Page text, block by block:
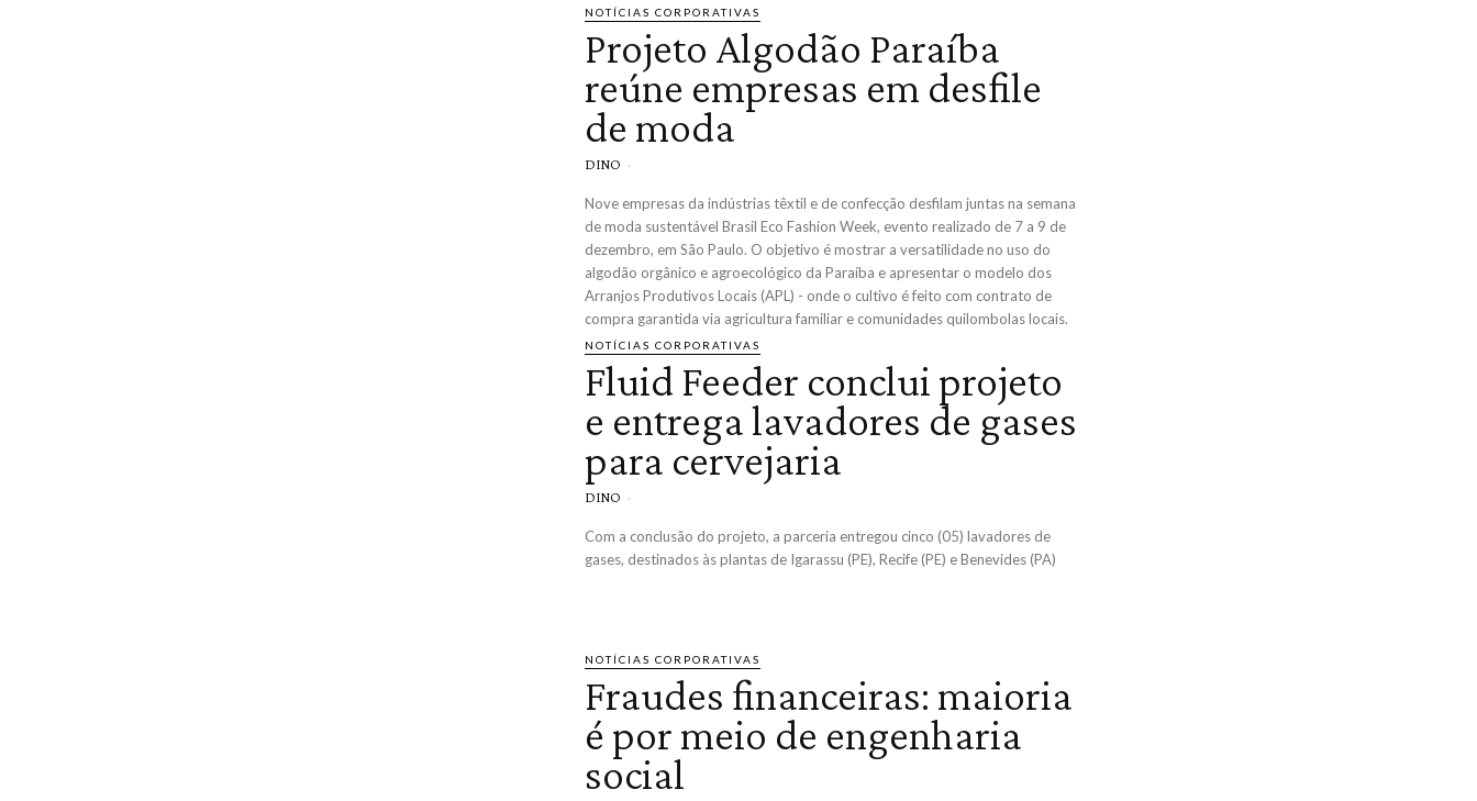
NOTÍCIAS CORPORATIVAS
Projeto Algodão Paraíba
reúne empresas em desfile
de moda
DINO -
Nove empresas da indústrias têxtil e de confecção desfilam juntas na semana
de moda sustentável Brasil Eco Fashion Week, evento realizado de 7 a 9 de
dezembro, em São Paulo. O objetivo é mostrar a versatilidade no uso do
algodão orgânico e agroecológico da Paraíba e apresentar o modelo dos
Arranjos Produtivos Locais (APL) - onde o cultivo é feito com contrato de
compra garantida via agricultura familiar e comunidades quilombolas locais.
NOTÍCIAS CORPORATIVAS
Fluid Feeder conclui projeto
e entrega lavadores de gases
para cervejaria
DINO -
Com a conclusão do projeto, a parceria entregou cinco (05) lavadores de
gases, destinados às plantas de Igarassu (PE), Recife (PE) e Benevides (PA)
NOTÍCIAS CORPORATIVAS
Fraudes financeiras: maioria
é por meio de engenharia
social